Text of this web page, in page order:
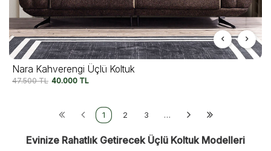
Nara Kahverengi Üçlü Koltuk
47.500TL 40.000 TL
1 2 3 …
Evinize Rahatlık Getirecek Üçlü Koltuk Modelleri